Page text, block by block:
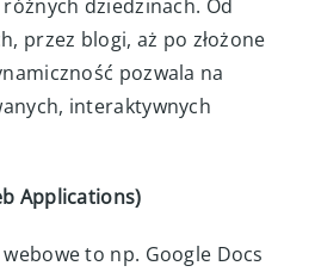
dziedzinach. Od
przez blogi, aż po złożone
pozwala na
interaktywnych
Applications)
to np. Google Docs